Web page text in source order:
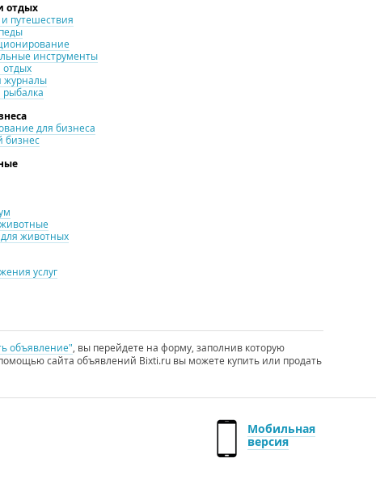
отдых
путешествия
инструменты
отдых
журналы
рыбалка
для бизнеса
бизнес
животных
услуг
объявление", вы перейдете на форму, заполнив которую
сайта объявлений Bixti.ru вы можете купить или продать
Мобильная
версия